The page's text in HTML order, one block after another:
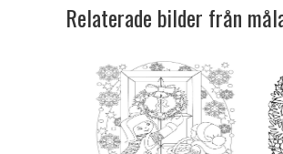
Relaterade bilder från